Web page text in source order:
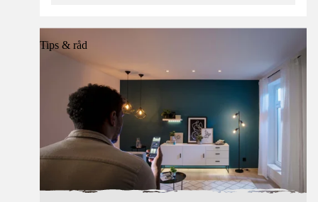
Tips & råd